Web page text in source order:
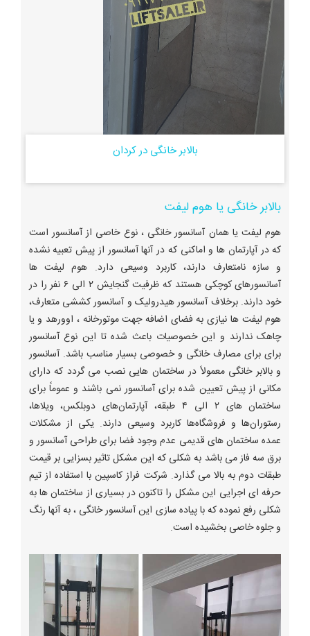
بالابر خانگی در کردان
بالابر خانگی یا هوم لیفت
هوم لیفت یا همان آسانسور خانگی ، نوع خاصی از آسانسور است
که در آپارتمان ها و اماکنی که در آنها آسانسور از پیش تعبیه نشده
و سازه نامتعارف دارند، کاربرد وسیعی دارد. هوم لیفت ها
آسانسورهای کوچکی هستند که ظرفیت گنجایش ۲ الی ۶ نفر را در
خود دارند. برخلاف آسانسور هیدرولیک و آسانسور کششی متعارف،
هوم لیفت ها نیازی به فضای اضافه جهت موتورخانه ، اوورهد و یا
چاهک ندارند و این خصوصیات باعث شده تا این نوع آسانسور
برای برای مصارف خانگی و خصوصی بسیار مناسب باشد. آسانسور
و بالابر خانگی معمولاً در ساختمان هایی نصب می گردد که دارای
مکانی از پیش تعیین شده برای آسانسور نمی باشند و عموماً برای
ساختمان های ۲ الی ۴ طبقه، آپارتمان‌های دوبلکس، ویلاها،
رستوران‌ها و فروشگاه‌ها کاربرد وسیعی دارند. یکی از مشکلات
عمده ساختمان های قدیمی عدم وجود فضا برای طراحی آسانسور و
برق سه فاز می باشد به شکلی که این مشکل تاثیر بسزایی بر قیمت
طبقات دوم به بالا می گذارد. شرکت فراز کاسپین با استفاده از تیم
حرفه ای اجرایی این مشکل را تاکنون در بسیاری از ساختمان ها به
شکلی رفع نموده که با پیاده سازی این آسانسور خانگی ، به آنها رنگ
و جلوه خاصی بخشیده است.